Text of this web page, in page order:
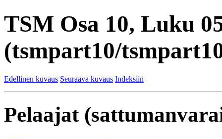
TSM Osa 10, Luku
(tsmpart10/
Edellinen kuvaus Seuraava kuvaus Indeksiin
Pelaajat